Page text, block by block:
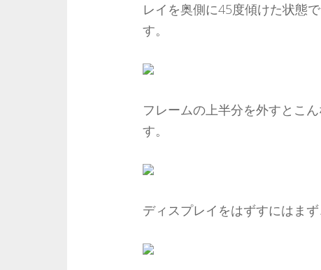
レイを奥側に45度傾けた状態
す。
フレームの上半分を外すとこ
す。
ディスプレイをはずすにはま